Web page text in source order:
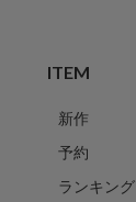
ITEM
新作
予約
ランキング